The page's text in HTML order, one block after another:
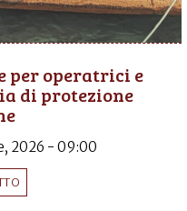
per operatrici e
di protezione
2026 - 09:00